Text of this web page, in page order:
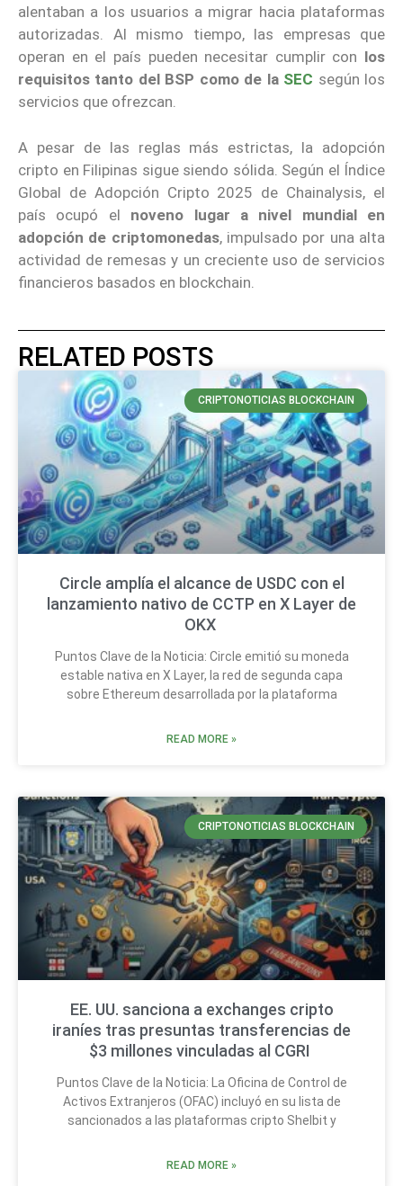
alentaban a los usuarios a migrar hacia plataformas
autorizadas. Al mismo tiempo, las empresas que
operan en el país pueden necesitar cumplir con los
requisitos tanto del BSP como de la SEC según los
servicios que ofrezcan.
A pesar de las reglas más estrictas, la adopción
cripto en Filipinas sigue siendo sólida. Según el Índice
Global de Adopción Cripto 2025 de Chainalysis, el
país ocupó el noveno lugar a nivel mundial en
adopción de criptomonedas, impulsado por una alta
actividad de remesas y un creciente uso de servicios
financieros basados en blockchain.
RELATED POSTS
CRIPTONOTICIAS BLOCKCHAIN
Circle amplía el alcance de USDC con el
lanzamiento nativo de CCTP en X Layer de
OKX
Puntos Clave de la Noticia: Circle emitió su moneda
estable nativa en X Layer, la red de segunda capa
sobre Ethereum desarrollada por la plataforma
READ MORE »
CRIPTONOTICIAS BLOCKCHAIN
EE. UU. sanciona a exchanges cripto
iraníes tras presuntas transferencias de
$3 millones vinculadas al CGRI
Puntos Clave de la Noticia: La Oficina de Control de
Activos Extranjeros (OFAC) incluyó en su lista de
sancionados a las plataformas cripto Shelbit y
READ MORE »